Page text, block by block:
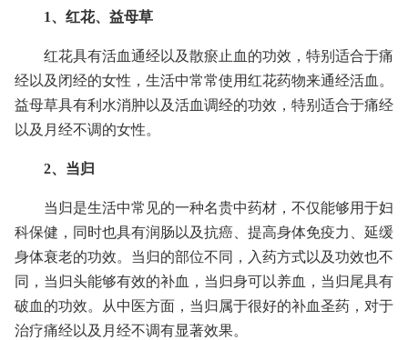
1、红花、益母草
红花具有活血通经以及散瘀止血的功效，特别适合于痛
经以及闭经的女性，生活中常常使用红花药物来通经活血。
益母草具有利水消肿以及活血调经的功效，特别适合于痛经
以及月经不调的女性。
2、当归
当归是生活中常见的一种名贵中药材，不仅能够用于妇
科保健，同时也具有润肠以及抗癌、提高身体免疫力、延缓
身体衰老的功效。当归的部位不同，入药方式以及功效也不
同，当归头能够有效的补血，当归身可以养血，当归尾具有
破血的功效。从中医方面，当归属于很好的补血圣药，对于
治疗痛经以及月经不调有显著效果。